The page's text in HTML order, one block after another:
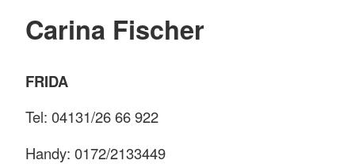
Carina Fischer
FRIDA
Tel: 04131/26 66 922
Handy: 0172/2133449